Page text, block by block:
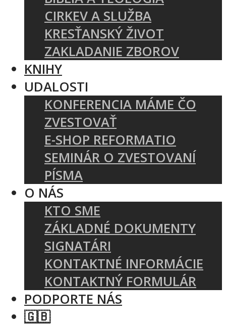
CIRKEV A SLUŽBA
KRESŤANSKÝ ŽIVOT
ZAKLADANIE ZBOROV
KNIHY
UDALOSTI
KONFERENCIA MÁME ČO
ZVESTOVAŤ
E-SHOP REFORMATIO
SEMINÁR O ZVESTOVANÍ
PÍSMA
O NÁS
KTO SME
ZÁKLADNÉ DOKUMENTY
SIGNATÁRI
KONTAKTNÉ INFORMÁCIE
KONTAKTNÝ FORMULÁR
PODPORTE NÁS
🇬🇧